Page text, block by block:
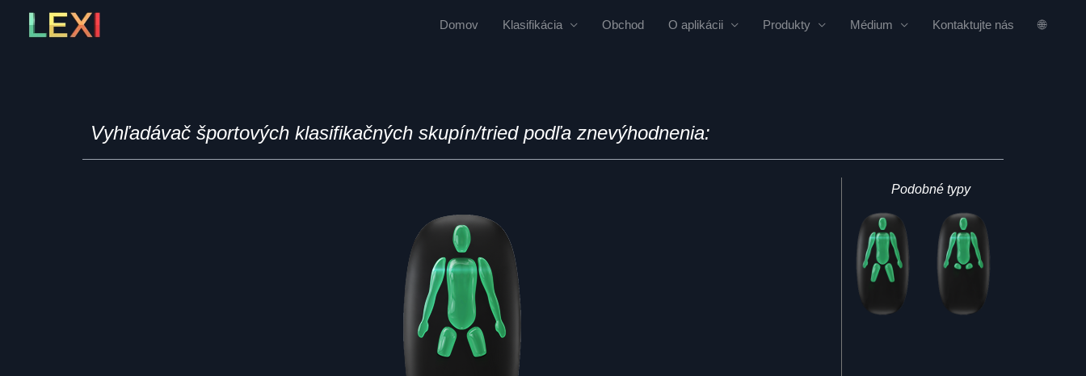
Domov Klasifikácia Obchod O aplikácii Produkty Médium Kontaktujte nás 🌐
Vyhľadávač športových klasifikačných skupín/tried podľa znevýhodnenia:
Podobné typy